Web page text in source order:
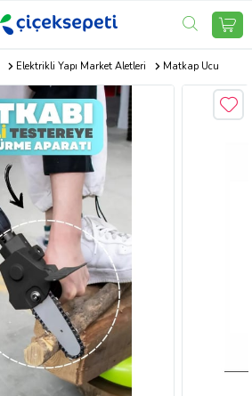
Elektrikli Yapı Market Aletleri Matkap Ucu